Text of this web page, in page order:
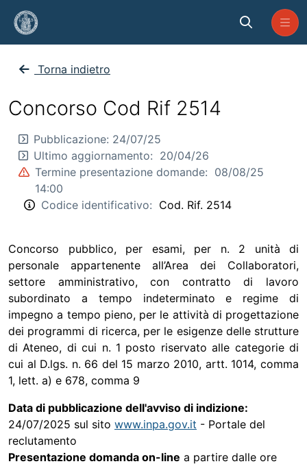
Skip to Main Content
Torna indietro
Concorso Cod Rif 2514
Pubblicazione: 24/07/25
Ultimo aggiornamento: 20/04/26
Termine presentazione domande: 08/08/25
14:00
Codice identificativo: Cod. Rif. 2514
Concorso pubblico, per esami, per n. 2 unità di
personale appartenente all’Area dei Collaboratori,
settore amministrativo, con contratto di lavoro
subordinato a tempo indeterminato e regime di
impegno a tempo pieno, per le attività di progettazione
dei programmi di ricerca, per le esigenze delle strutture
di Ateneo, di cui n. 1 posto riservato alle categorie di
cui al D.lgs. n. 66 del 15 marzo 2010, artt. 1014, comma
1, lett. a) e 678, comma 9
Data di pubblicazione dell'avviso di indizione:
24/07/2025 sul sito www.inpa.gov.it - Portale del
reclutamento
Presentazione domanda on-line a partire dalle ore